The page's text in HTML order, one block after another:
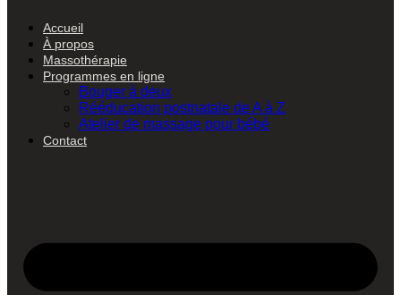
Accueil
À propos
Massothérapie
Programmes en ligne
Bouger à deux
Rééducation postnatale de A à Z
Atelier de massage pour bébé
Contact